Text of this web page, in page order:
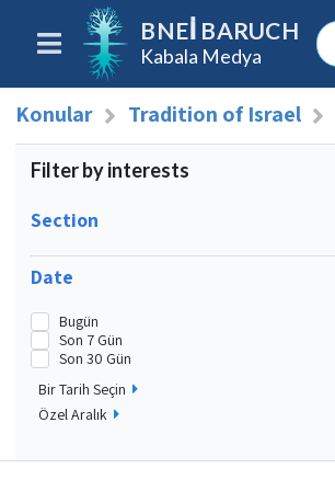
BNEI BARUCH
Kabala Medya
Konular Tradition of Israel
Filter by interests
Section
Date
Bugün
Son 7 Gün
Son 30 Gün
Bir Tarih Seçin
Özel Aralık